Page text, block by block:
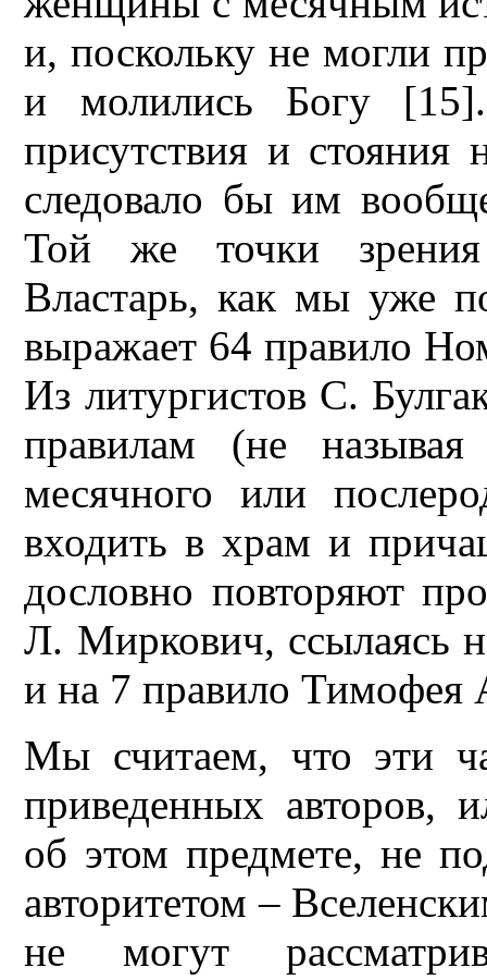
и, поскольку не могли
и молились Богу
присутствия и стояния
следовало бы им
Той же точки
Властарь, как мы уже
выражает 64 правило
Из литургистов С.
правилам (не
месячного или
входить в храм и
дословно повторяют
Л. Миркович, ссылаясь
и на 7 правило Тимофея
Мы считаем, что эти
приведенных авторов,
об этом предмете, не
авторитетом –
не могут